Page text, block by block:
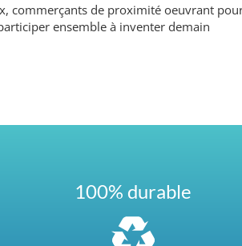
commerçants de proximité oeuvrant
ensemble à inventer demain
100% durable